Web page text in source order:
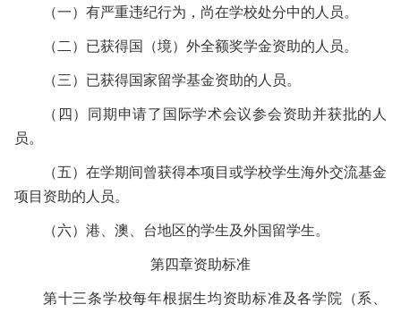
（一） 有严重违纪行为，尚在学校处分中的人员。
（二） 已获得国（境）外全额奖学金资助的人员。
（三） 已获得国家留学基金资助的人员。
（四）
同期申请了国际学术会议参会资助并获批的人
员。
（五） 在学期间曾获得本项目或学校学生海外交流基金
项目资助的人员。
（六） 港、澳、台地区的学生及外国留学生。
第四章资助标准
第十三条学校每年根据生均资助标准及各学院（系、